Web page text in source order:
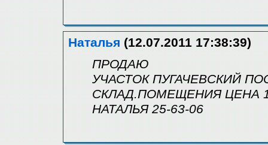
Наталья (12.07.2011 17:38:39)
ПРОДАЮ
УЧАСТОК ПУГАЧЕВСКИЙ
СКЛАД.ПОМЕЩЕНИЯ ЦЕНА
НАТАЛЬЯ 25-63-06